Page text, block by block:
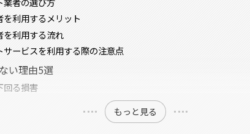
を利用するメリット
を利用する流れ
サービスを利用する際の注意点
い理由5選
回る損害
もっと見る